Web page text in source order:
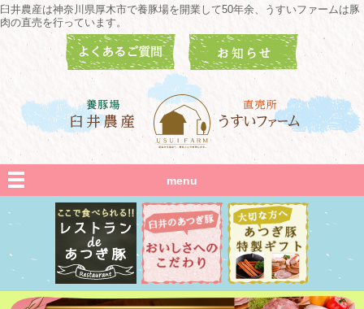
臼井農産は神奈川県厚木市で養豚場を開業して50年余、うすいファームは豚
肉の直売を行っています。
menu